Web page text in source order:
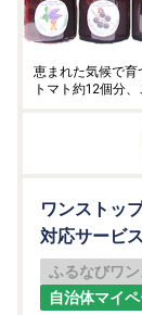
恵まれた気候で育
トマト約12個分
ワンストッ
対応サービス
ふるなびワ
自治体マイ